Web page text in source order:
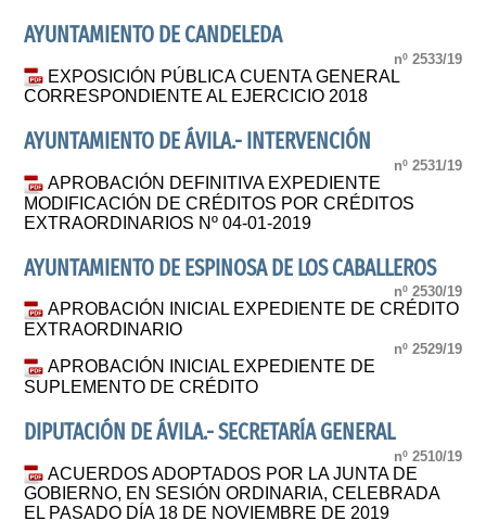
AYUNTAMIENTO DE CANDELEDA
nº 2533/19
EXPOSICIÓN PÚBLICA CUENTA GENERAL
CORRESPONDIENTE AL EJERCICIO 2018
AYUNTAMIENTO DE ÁVILA.- INTERVENCIÓN
nº 2531/19
APROBACIÓN DEFINITIVA EXPEDIENTE
MODIFICACIÓN DE CRÉDITOS POR CRÉDITOS
EXTRAORDINARIOS Nº 04-01-2019
AYUNTAMIENTO DE ESPINOSA DE LOS CABALLEROS
nº 2530/19
APROBACIÓN INICIAL EXPEDIENTE DE CRÉDITO
EXTRAORDINARIO
nº 2529/19
APROBACIÓN INICIAL EXPEDIENTE DE
SUPLEMENTO DE CRÉDITO
DIPUTACIÓN DE ÁVILA.- SECRETARÍA GENERAL
nº 2510/19
ACUERDOS ADOPTADOS POR LA JUNTA DE
GOBIERNO, EN SESIÓN ORDINARIA, CELEBRADA
EL PASADO DÍA 18 DE NOVIEMBRE DE 2019